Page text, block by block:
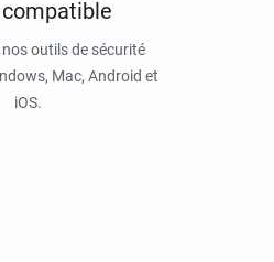
compatible
nos outils de sécurité
Mac, Android et
iOS.